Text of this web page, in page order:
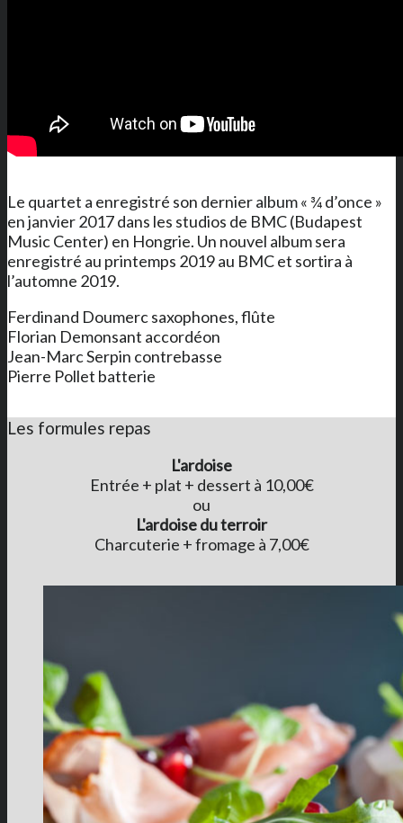
Le quartet a enregistré son dernier album « ¾ d’once »
en janvier 2017 dans les studios de BMC (Budapest
Music Center) en Hongrie. Un nouvel album sera
enregistré au printemps 2019 au BMC et sortira à
l’automne 2019.
Ferdinand Doumerc saxophones, flûte
Florian Demonsant accordéon
Jean-Marc Serpin contrebasse
Pierre Pollet batterie
Les formules repas
L'ardoise
Entrée + plat + dessert à 10,00€
ou
L'ardoise du terroir
Charcuterie + fromage à 7,00€